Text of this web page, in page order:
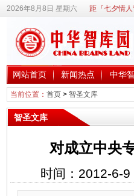
2026年8月8日 星期六 距『七夕情
网站首页 新闻热点 中华
当前位置： 首页> 智圣文库
智圣文库
对成立中央
时间：2012-6-